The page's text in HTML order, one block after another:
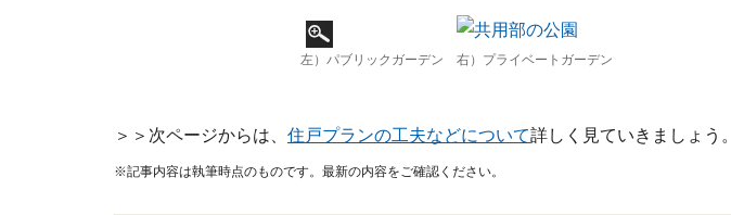
左）パブリックガーデン 右）プライベートガーデン
＞＞次ページからは、 住戸プランの工夫などについて詳しく見ていきましょう。
※記事内容は執筆時点のものです。最新の内容をご確認ください。